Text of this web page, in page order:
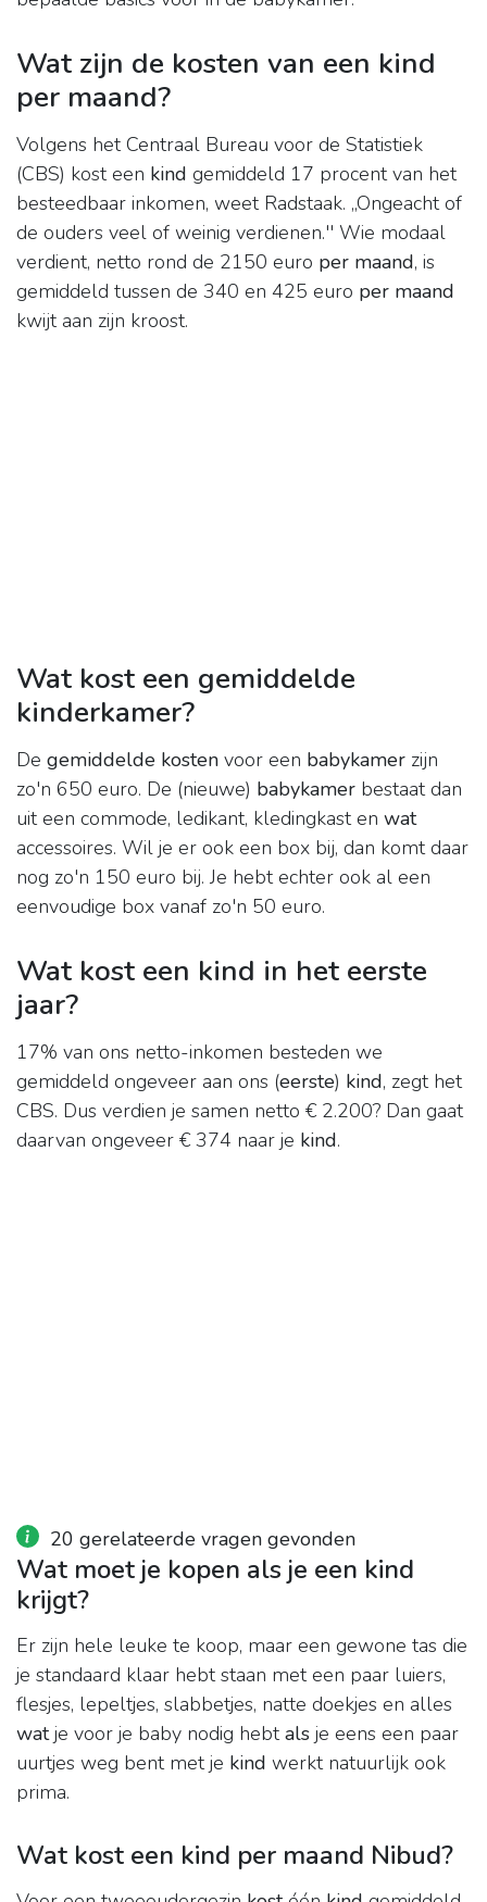
Wat zijn de kosten van een kind
per maand?
Volgens het Centraal Bureau voor de Statistiek
(CBS) kost een kind gemiddeld 17 procent van het
besteedbaar inkomen, weet Radstaak. ,,Ongeacht of
de ouders veel of weinig verdienen.'' Wie modaal
verdient, netto rond de 2150 euro per maand, is
gemiddeld tussen de 340 en 425 euro per maand
kwijt aan zijn kroost.
Wat kost een gemiddelde
kinderkamer?
De gemiddelde kosten voor een babykamer zijn
zo'n 650 euro. De (nieuwe) babykamer bestaat dan
uit een commode, ledikant, kledingkast en wat
accessoires. Wil je er ook een box bij, dan komt daar
nog zo'n 150 euro bij. Je hebt echter ook al een
eenvoudige box vanaf zo'n 50 euro.
Wat kost een kind in het eerste
jaar?
17% van ons netto-inkomen besteden we
gemiddeld ongeveer aan ons (eerste) kind, zegt het
CBS. Dus verdien je samen netto € 2.200? Dan gaat
daarvan ongeveer € 374 naar je kind.
20 gerelateerde vragen gevonden
Wat moet je kopen als je een kind
krijgt?
Er zijn hele leuke te koop, maar een gewone tas die
je standaard klaar hebt staan met een paar luiers,
flesjes, lepeltjes, slabbetjes, natte doekjes en alles
watje voor je baby nodig hebtals je eens een paar
uurtjes weg bent met je kind werkt natuurlijk ook
prima.
Wat kost een kind per maand Nibud?